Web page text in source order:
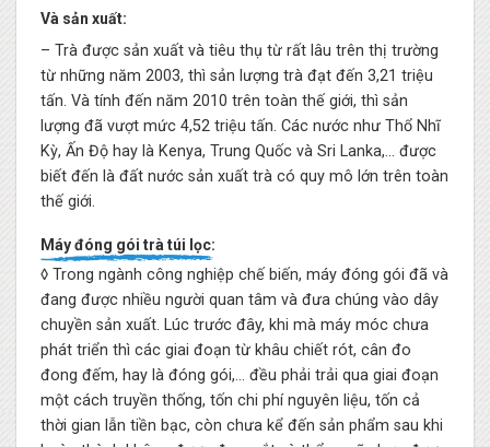
Và sản xuất:
– Trà được sản xuất và tiêu thụ từ rất lâu trên thị trường
từ những năm 2003, thì sản lượng trà đạt đến 3,21 triệu
tấn. Và tính đến năm 2010 trên toàn thế giới, thì sản
lượng đã vượt mức 4,52 triệu tấn. Các nước như Thổ Nhĩ
Kỳ, Ấn Độ hay là Kenya, Trung Quốc và Sri Lanka,… được
biết đến là đất nước sản xuất trà có quy mô lớn trên toàn
thế giới.
Máy đóng gói trà túi lọc:
◊ Trong ngành công nghiệp chế biến, máy đóng gói đã và
đang được nhiều người quan tâm và đưa chúng vào dây
chuyền sản xuất. Lúc trước đây, khi mà máy móc chưa
phát triển thì các giai đoạn từ khâu chiết rót, cân đo
đong đếm, hay là đóng gói,… đều phải trải qua giai đoạn
một cách truyền thống, tốn chi phí nguyên liệu, tốn cả
thời gian lẫn tiền bạc, còn chưa kể đến sản phẩm sau khi